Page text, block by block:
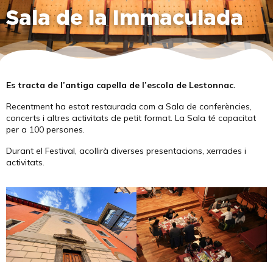
Sala de la Immaculada
Es tracta de l’antiga capella de l’escola de Lestonnac.
Recentment ha estat restaurada com a Sala de conferències,
concerts i altres activitats de petit format. La Sala té capacitat
per a 100 persones.
Durant el Festival, acollirà diverses presentacions, xerrades i
activitats.